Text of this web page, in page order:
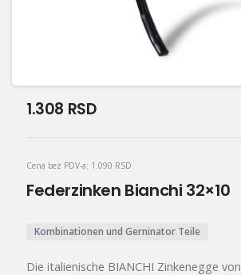
1.308 RSD
Cena bez PDV-a: 1.090 RSD
Federzinken Bianchi 32×10
Kombinationen und Gerninator Teile
Die italienische BIANCHI Zinkenegge